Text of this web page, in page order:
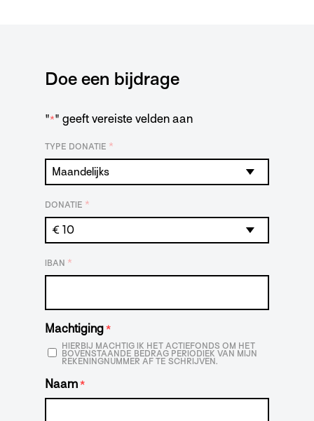
Doe een bijdrage
"*" geeft vereiste velden aan
TYPE DONATIE *
DONATIE *
IBAN *
Machtiging *
HIERBIJ MACHTIG IK HET ACTIEFONDS OM HET
BOVENSTAANDE BEDRAG PERIODIEK VAN MIJN
REKENINGNUMMER AF TE SCHRIJVEN.
Naam *